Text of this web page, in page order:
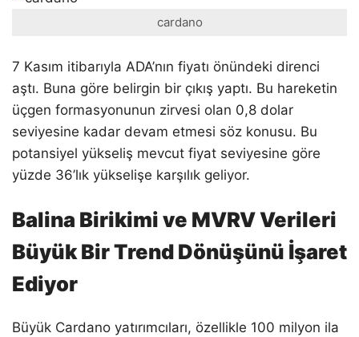
cardano
7 Kasım itibarıyla ADA’nın fiyatı önündeki direnci
aştı. Buna göre belirgin bir çıkış yaptı. Bu hareketin
üçgen formasyonunun zirvesi olan 0,8 dolar
seviyesine kadar devam etmesi söz konusu. Bu
potansiyel yükseliş mevcut fiyat seviyesine göre
yüzde 36’lık yükselişe karşılık geliyor.
Balina Birikimi ve MVRV Verileri
Büyük Bir Trend Dönüşünü İşaret
Ediyor
Büyük Cardano yatırımcıları, özellikle 100 milyon ila